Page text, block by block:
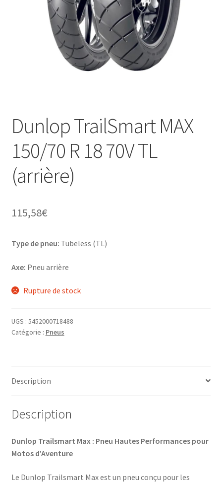
Dunlop TrailSmart MAX
150/70 R 18 70V TL
(arrière)
115,58€
Type de pneu: Tubeless (TL)
Axe: Pneu arrière
Rupture de stock
UGS : 5452000718488
Catégorie : Pneus
Description
Description
Dunlop Trailsmart Max : Pneu Hautes Performances pour
Motos d’Aventure
Le Dunlop Trailsmart Max est un pneu conçu pour les